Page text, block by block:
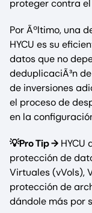
proteger contra
Por Ãºltimo, una
HYCU es su
datos que no
deduplicaciÃ³n
de inversiones
el proceso de
en la
💡Pro Tip → HYCU
protección de
Virtuales (vVols),
protección de
dándole más por